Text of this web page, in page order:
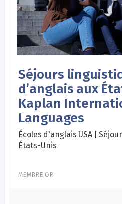
Séjours
d’anglais aux
Kaplan
Languages
Écoles d'anglais USA |
États-Unis
MEMBRE OR